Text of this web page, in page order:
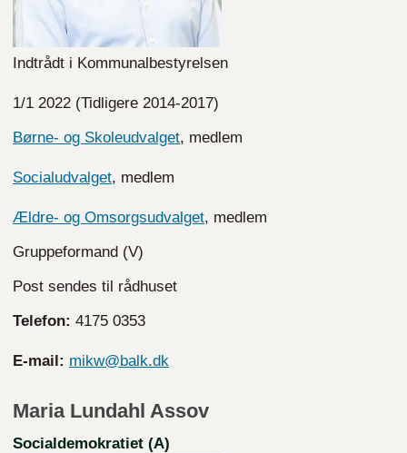
Indtrådt i Kommunalbestyrelsen
1/1 2022 (Tidligere 2014-2017)
Børne- og Skoleudvalget, medlem
Socialudvalget, medlem
Ældre- og Omsorgsudvalget, medlem
Gruppeformand (V)
Post sendes til rådhuset
Telefon: 4175 0353
E-mail: mikw@balk.dk
Maria Lundahl Assov
Socialdemokratiet (A)